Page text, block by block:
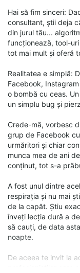
Hai să fim sinceri:
consultant, știi deja
din jurul tău...
funcționează, tool-
tot mai mult și oferă
Realitatea e simplă:
Facebook,
o bombă cu ceas.
un simplu bug și
Crede-mă, vorbesc
grup de Facebook
urmăritori și chiar
munca mea de ani
conținut, tot s-a
A fost unul dintre
respirația și nu mai
de la capăt. Știu
înveți lecția dură a
să cauți, de data
noapte.
De aceea te invit la